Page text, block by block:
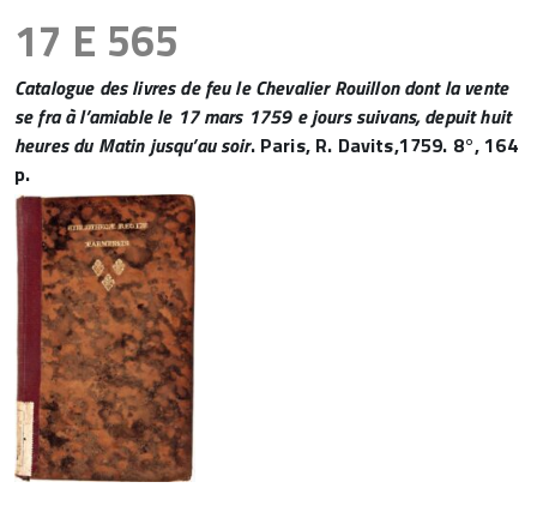
17 E 565
Catalogue des livres de feu le Chevalier Rouillon dont la vente
se fra à l’amiable le 17 mars 1759 e jours suivans, depuit huit
heures du Matin jusqu’au soir. Paris, R. Davits,1759. 8°, 164
p.